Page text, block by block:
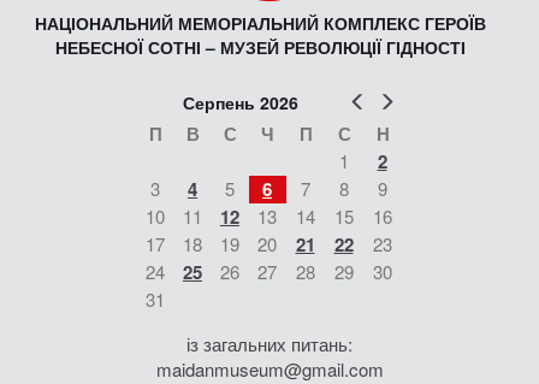
НАЦІОНАЛЬНИЙ МЕМОРІАЛЬНИЙ КОМПЛЕКС ГЕРОЇВ
НЕБЕСНОЇ СОТНІ – МУЗЕЙ РЕВОЛЮЦІЇ ГІДНОСТІ
Попер
Серпень 2026
П В С Ч П С Н
1 2
3 4 5 6 7 8
9
10
11 12 13 14 15
16
17
18 19 20 21 22
23
24
25 26 27 28 29
30
31
із загальних питань:
maidanmuseum@gmail.com